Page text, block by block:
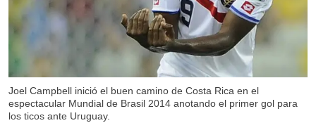
Joel Campbell inició el buen camino de Costa Rica en el
espectacular Mundial de Brasil 2014 anotando el primer gol para
los ticos ante Uruguay.